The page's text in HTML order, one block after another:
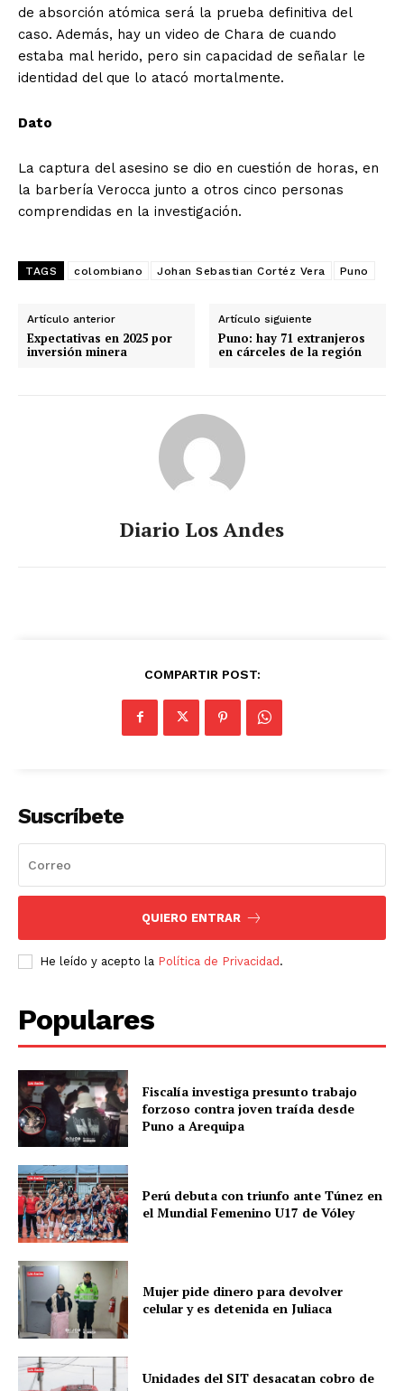
de absorción atómica será la prueba definitiva del
caso. Además, hay un video de Chara de cuando
estaba mal herido, pero sin capacidad de señalar le
identidad del que lo atacó mortalmente.
Dato
La captura del asesino se dio en cuestión de horas, en
la barbería Verocca junto a otros cinco personas
comprendidas en la investigación.
TAGS colombiano Johan Sebastian Cortéz Vera Puno
Artículo anterior
Expectativas en 2025 por
inversión minera
Artículo siguiente
Puno: hay 71 extranjeros
en cárceles de la región
Diario Los Andes
COMPARTIR POST:
Suscríbete
QUIERO ENTRAR
He leído y acepto la Política de Privacidad.
Populares
Fiscalía investiga presunto trabajo
forzoso contra joven traída desde
Puno a Arequipa
Perú debuta con triunfo ante Túnez en
el Mundial Femenino U17 de Vóley
Mujer pide dinero para devolver
celular y es detenida en Juliaca
Unidades del SIT desacatan cobro de